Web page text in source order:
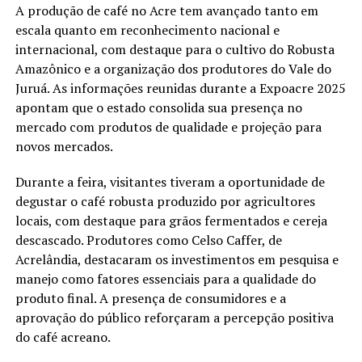
A produção de café no Acre tem avançado tanto em
escala quanto em reconhecimento nacional e
internacional, com destaque para o cultivo do Robusta
Amazônico e a organização dos produtores do Vale do
Juruá. As informações reunidas durante a Expoacre 2025
apontam que o estado consolida sua presença no
mercado com produtos de qualidade e projeção para
novos mercados.
Durante a feira, visitantes tiveram a oportunidade de
degustar o café robusta produzido por agricultores
locais, com destaque para grãos fermentados e cereja
descascado. Produtores como Celso Caffer, de
Acrelândia, destacaram os investimentos em pesquisa e
manejo como fatores essenciais para a qualidade do
produto final. A presença de consumidores e a
aprovação do público reforçaram a percepção positiva
do café acreano.